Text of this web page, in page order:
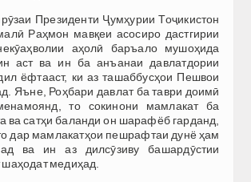
Президенти Ҷумҳурии Тоҷикистон
Раҳмон мавқеи асосиро дастгирии
аҳолӣ баръало мушоҳида
аст ва ин ба анъанаи давлатдории
ёфтааст, ки аз ташаббусҳои Пешвои
Яъне, Роҳбари давлат ба таври доимӣ
то сокинони мамлакат ба
ва сатҳи баланди он шарафёб гарданд,
дар мамлакатҳои пешрафтаи дунё ҳам
ва ин аз дилсӯзиву башардӯстии
медиҳад.